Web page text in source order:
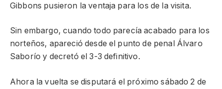
Gibbons pusieron la ventaja para los de la visita.
Sin embargo, cuando todo parecía acabado para los
norteños, apareció desde el punto de penal Álvaro
Saborío y decretó el 3-3 definitivo.
Ahora la vuelta se disputará el próximo sábado 2 de